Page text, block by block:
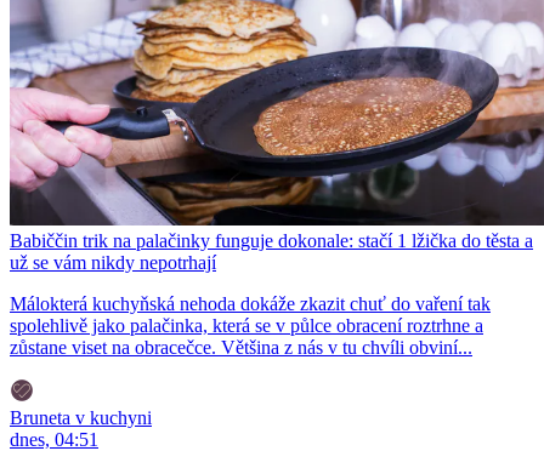
Babiččin trik na palačinky funguje dokonale: stačí 1 lžička do těsta a
už se vám nikdy nepotrhají
Málokterá kuchyňská nehoda dokáže zkazit chuť do vaření tak
spolehlivě jako palačinka, která se v půlce obracení roztrhne a
zůstane viset na obracečce. Většina z nás v tu chvíli obviní...
Bruneta v kuchyni
dnes, 04:51